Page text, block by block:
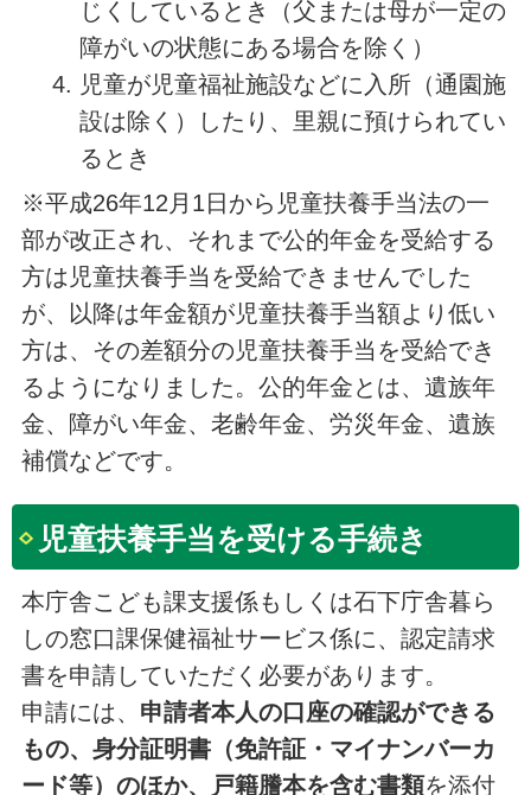
じくしているとき（父または母が一定の
障がいの状態にある場合を除く）
児童が児童福祉施設などに入所（通園施
設は除く）したり、里親に預けられてい
るとき
※平成26年12月1日から児童扶養手当法の一
部が改正され、それまで公的年金を受給する
方は児童扶養手当を受給できませんでした
が、以降は年金額が児童扶養手当額より低い
方は、その差額分の児童扶養手当を受給でき
るようになりました。公的年金とは、遺族年
金、障がい年金、老齢年金、労災年金、遺族
補償などです。
児童扶養手当を受ける手続き
本庁舎こども課支援係もしくは石下庁舎暮ら
しの窓口課保健福祉サービス係に、認定請求
書を申請していただく必要があります。
申請には、 申請者本人の口座の確認ができる
もの、身分証明書（免許証・マイナンバーカ
ード等）のほか、戸籍謄本を含む書類を添付